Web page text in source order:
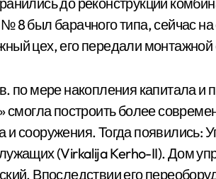
8 был барачного типа, сейчас
цех, его передали монтажной
по мере накопления капитала
смогла построить более
и сооружения. Тогда появились:
(Virkalija Kerho-II). Дом
Впоследствии его